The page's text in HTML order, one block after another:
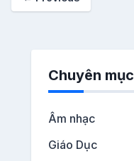
Chuyên mục
Âm nhạc
Giáo Dục